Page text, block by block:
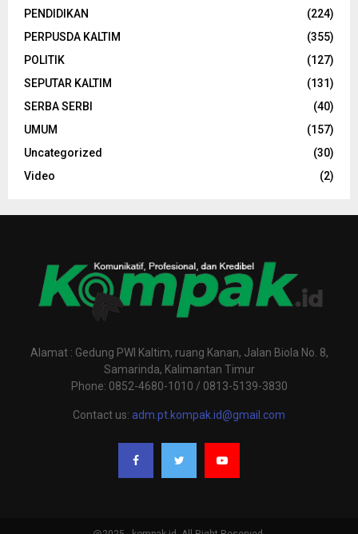
PENDIDIKAN
(224)
PERPUSDA KALTIM
(355)
POLITIK
(127)
SEPUTAR KALTIM
(131)
SERBA SERBI
(40)
UMUM
(157)
Uncategorized
(30)
Video
(2)
Alamat : Gedung PWI Kaltim, ruang Kanan, Jalan Biola No. 8,
Samarinda, Kalimantan Timur
Phone: 0852-4680-1010 / 0813-5139-3830
Contact us: adm.pt.kompak.id@gmail.com